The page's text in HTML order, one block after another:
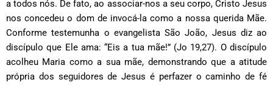
a todos nós. De fato, ao associar-nos a seu corpo, Cristo Jesus
nos concedeu o dom de invocá-la como a nossa querida Mãe.
Conforme testemunha o evangelista São João, Jesus diz ao
discípulo que Ele ama: “Eis a tua mãe!” (Jo 19,27). O discípulo
acolheu Maria como a sua mãe, demonstrando que a atitude
própria dos seguidores de Jesus é perfazer o caminho de fé